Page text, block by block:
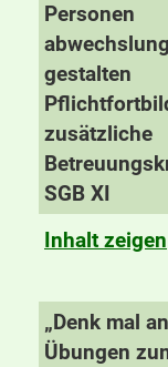
Personen
gestalten
zusätzliche
SGB XI
Inhalt zeigen
„Denk mal
Übungen